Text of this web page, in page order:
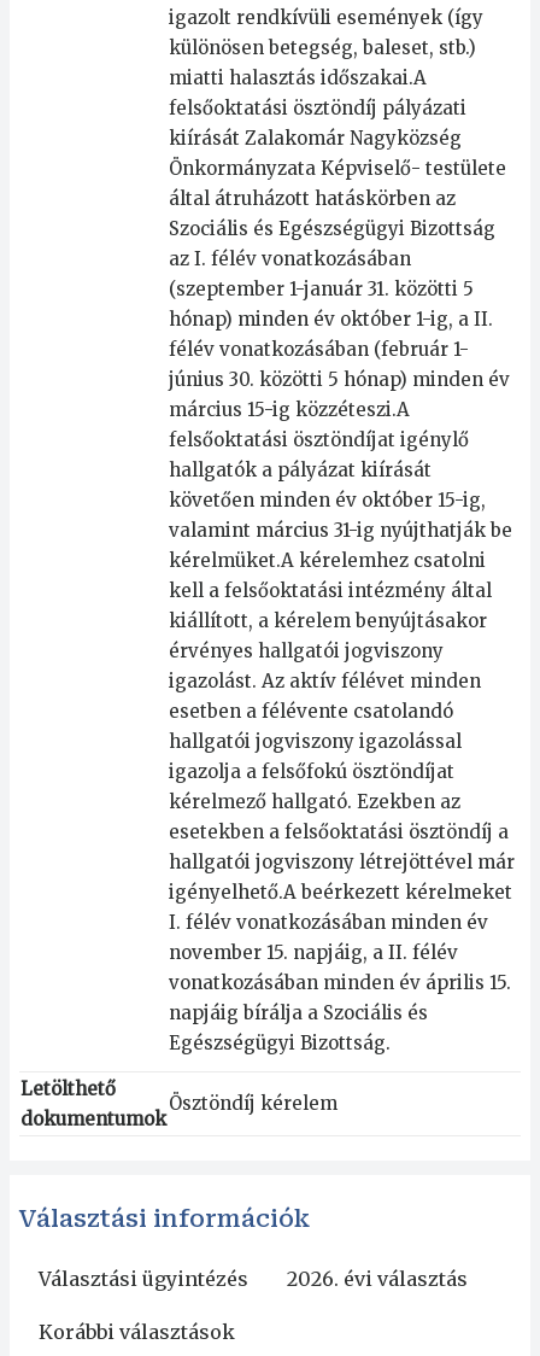
igazolt rendkívüli események (így
különösen betegség, baleset, stb.)
miatti halasztás időszakai.A
felsőoktatási ösztöndíj pályázati
kiírását Zalakomár Nagyközség
Önkormányzata Képviselő- testülete
által átruházott hatáskörben az
Szociális és Egészségügyi Bizottság
az I. félév vonatkozásában
(szeptember 1-január 31. közötti 5
hónap) minden év október 1-ig, a II.
félév vonatkozásában (február 1-
június 30. közötti 5 hónap) minden év
március 15-ig közzéteszi.A
felsőoktatási ösztöndíjat igénylő
hallgatók a pályázat kiírását
követően minden év október 15-ig,
valamint március 31-ig nyújthatják be
kérelmüket.A kérelemhez csatolni
kell a felsőoktatási intézmény által
kiállított, a kérelem benyújtásakor
érvényes hallgatói jogviszony
igazolást. Az aktív félévet minden
esetben a félévente csatolandó
hallgatói jogviszony igazolással
igazolja a felsőfokú ösztöndíjat
kérelmező hallgató. Ezekben az
esetekben a felsőoktatási ösztöndíj a
hallgatói jogviszony létrejöttével már
igényelhető.A beérkezett kérelmeket
I. félév vonatkozásában minden év
november 15. napjáig, a II. félév
vonatkozásában minden év április 15.
napjáig bírálja a Szociális és
Egészségügyi Bizottság.
Letölthető
dokumentumok
Ösztöndíj kérelem
Választási információk
Választási ügyintézés 2026. évi választás
Korábbi választások